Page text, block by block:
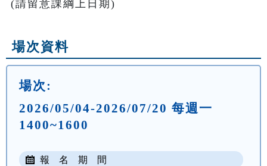
(請留意課綱上日期)
場次資料
場次:
2026/05/04-2026/07/20 每週一
1400~1600
報 名 期 間